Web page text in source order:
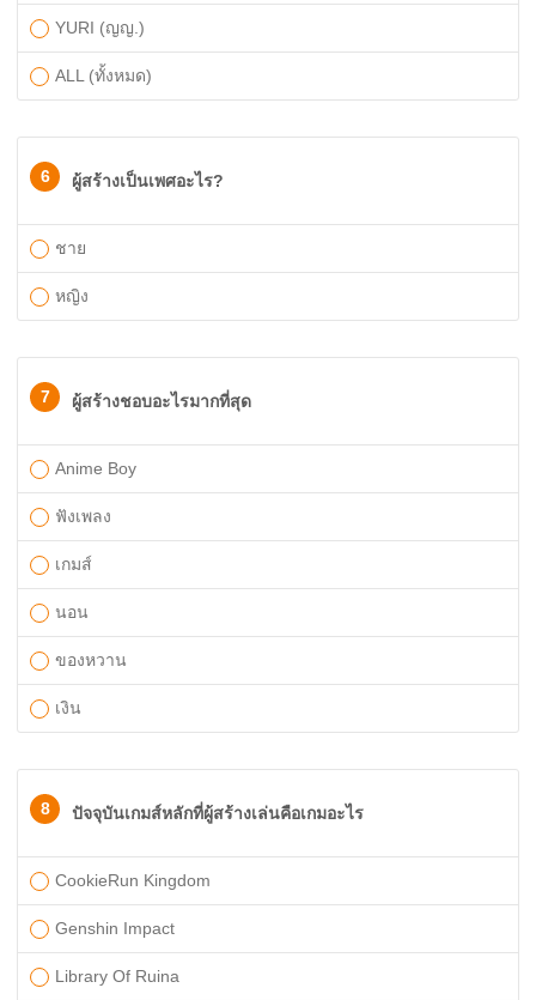
YURI (ญญ.)
ALL (ทั้งหมด)
6 ผู้สร้างเป็นเพศอะไร?
ชาย
หญิง
7 ผู้สร้างชอบอะไรมากที่สุด
Anime Boy
ฟังเพลง
เกมส์
นอน
ของหวาน
เงิน
8 ปัจจุบันเกมส์หลักที่ผู้สร้างเล่นคือเกมอะไร
CookieRun Kingdom
Genshin Impact
Library Of Ruina